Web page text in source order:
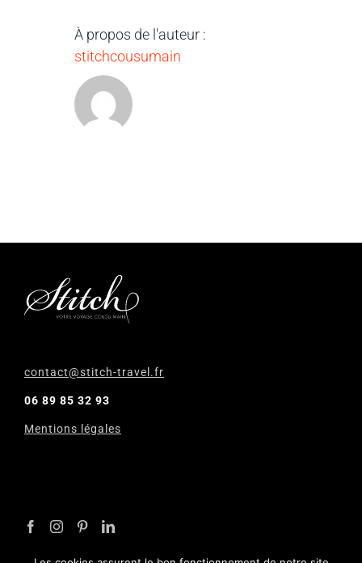
À propos de l'auteur :
stitchcousumain
contact@stitch-travel.fr
06 89 85 32 93
Mentions légales